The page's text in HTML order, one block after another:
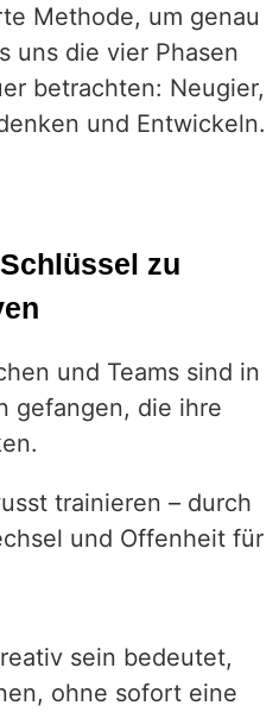
Methode, um genau
uns die vier Phasen
betrachten: Neugier,
und Entwickeln.
zu
und Teams sind in
gefangen, die ihre
trainieren – durch
und Offenheit für
sein bedeutet,
ohne sofort eine